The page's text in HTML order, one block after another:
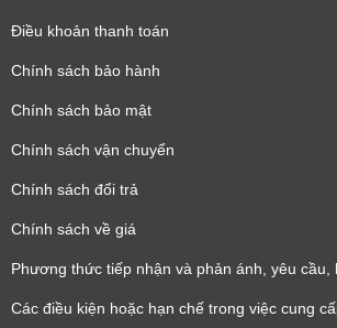
Điều khoản thanh toán
Chính sách bảo hành
Chính sách bảo mật
Chính sách vận chuyển
Chính sách đổi trả
Chính sách về giá
Phương thức tiếp nhận và phản ánh, yêu cầu,
Các điều kiện hoặc hạn chế trong việc cung